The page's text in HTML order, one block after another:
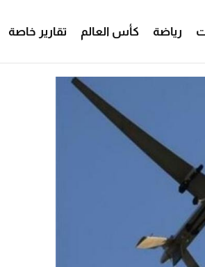
رياضة كأس العالم تقارير خاصة